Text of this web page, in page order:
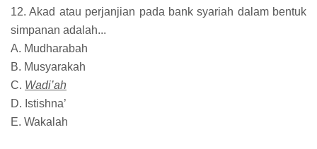
12. Akad atau perjanjian pada bank syariah dalam bentuk
simpanan adalah...
A. Mudharabah
B. Musyarakah
C. Wadi’ah
D. Istishna’
E. Wakalah